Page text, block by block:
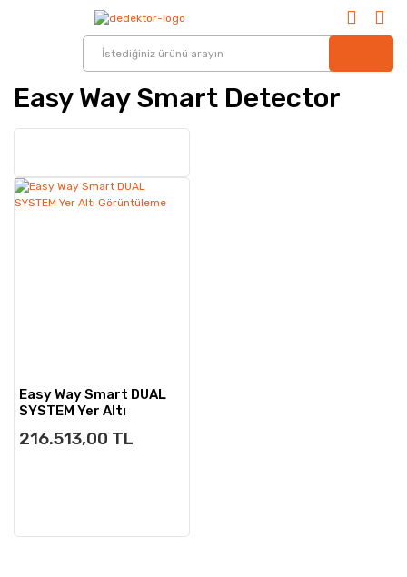
Easy Way Smart Detector
Easy Way Smart DUAL
SYSTEM Yer Altı
216.513,00 TL